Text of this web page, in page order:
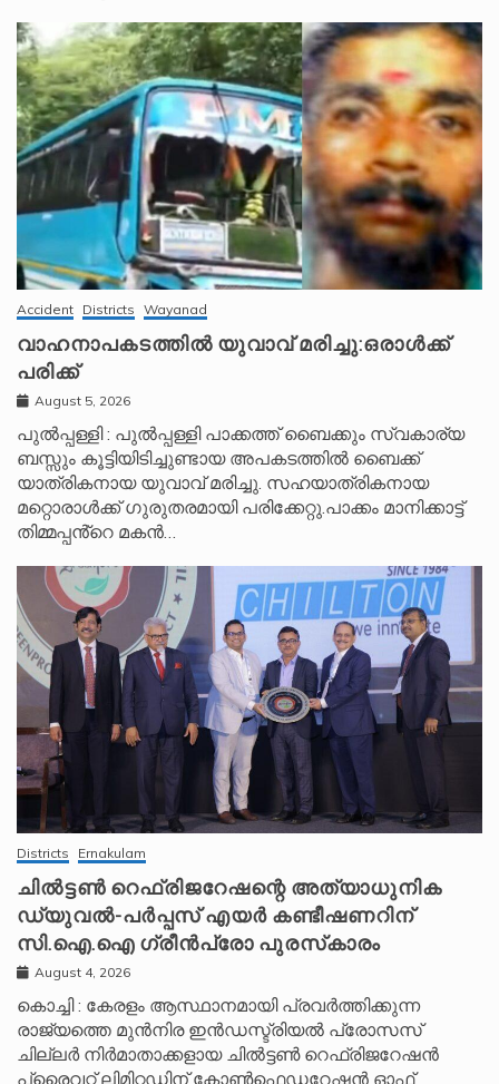
Accident Districts Wayanad
വാഹനാപകടത്തിൽ യുവാവ് മരിച്ചു:ഒരാൾക്ക്
പരിക്ക്
August 5, 2026
പുൽപ്പള്ളി : പുൽപ്പള്ളി പാക്കത്ത് ബൈക്കും സ്വകാര്യ
ബസ്സും കൂട്ടിയിടിച്ചുണ്ടായ അപകടത്തിൽ ബൈക്ക്
യാത്രികനായ യുവാവ് മരിച്ചു. സഹയാത്രികനായ
മറ്റൊരാൾക്ക് ഗുരുതരമായി പരിക്കേറ്റു.പാക്കം മാനിക്കാട്ട്
തിമ്മപ്പൻ്റെ മകൻ…
Districts Ernakulam
ചിൽട്ടൺ റെഫ്രിജറേഷന്റെ അത്യാധുനിക
ഡ്യുവൽ-പർപ്പസ് എയർ കണ്ടീഷണറിന്
സി.ഐ.ഐ ഗ്രീൻപ്രോ പുരസ്‌കാരം
August 4, 2026
കൊച്ചി : കേരളം ആസ്ഥാനമായി പ്രവർത്തിക്കുന്ന
രാജ്യത്തെ മുൻനിര ഇൻഡസ്ട്രിയൽ പ്രോസസ്
ചില്ലർ നിർമാതാക്കളായ ചിൽട്ടൺ റെഫ്രിജറേഷൻ
പ്രൈവറ്റ് ലിമിറ്റഡിന് കോൺഫെഡറേഷൻ ഓഫ്